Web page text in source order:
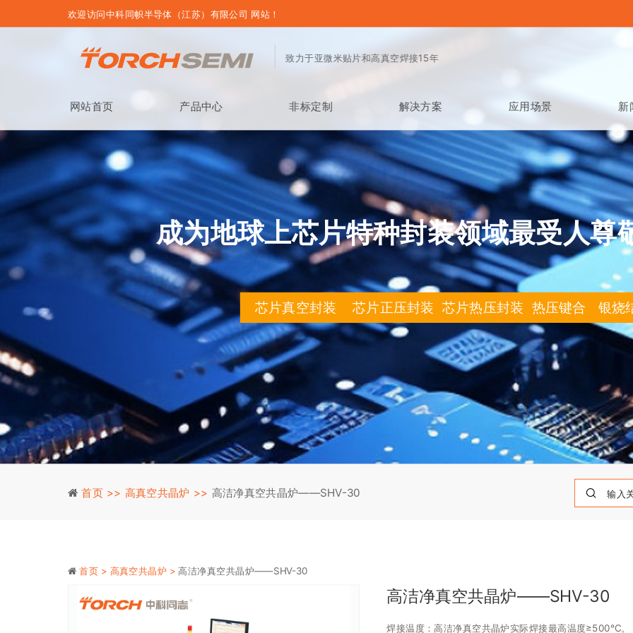
致力于亚微米贴片和高真空焊接15年
欢迎访问中科同帜半导体（江苏）有限公司 网站！
网站首页 产品中心 非标定制 解决方案 应用场景 新
成为地球上芯片特种封装领域最受人尊
芯片真空封装 芯片正压封装 芯片热压封装 热压键合 银烧
首页 >> 高真空共晶炉 >> 高洁净真空共晶炉——SHV-30
首页 > 高真空共晶炉 >高洁净真空共晶炉——SHV-30
高洁净真空共晶炉——SHV-30
焊接温度：高洁净真空共晶炉实际焊接最高温度≥500℃。